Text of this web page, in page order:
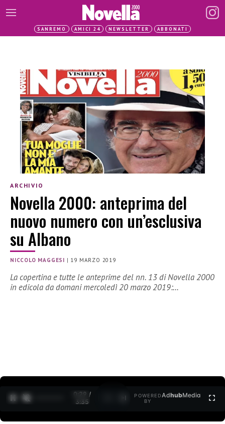
SANREMO AMICI 24 NEWSLETTER ABBONATI
ARCHIVIO
Novella 2000: anteprima del
nuovo numero con un’esclusiva
su Albano
NICCOLO MAGGESI | 19 MARZO 2019
La copertina e tutte le anteprime del nn. 13 di Novella 2000
in edicola da domani mercoledì 20 marzo 2019:…
0:30 /
3:35
POWERED
BY
AdhubMedia